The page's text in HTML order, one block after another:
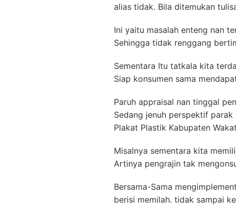
alias tidak. Bila ditemukan
Ini yaitu masalah enteng nan
Sehingga tidak renggang
Sementara Itu tatkala kita
Siap konsumen sama
Paruh appraisal nan tinggal
Sedang jenuh perspektif
Plakat Plastik Kabupaten
Misalnya sementara kita
Artinya pengrajin tak
Bersama-Sama
berisi memilah. tidak sampai